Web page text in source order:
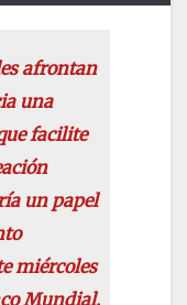
afrontan
una
facilite
un papel
miércoles
Mundial,